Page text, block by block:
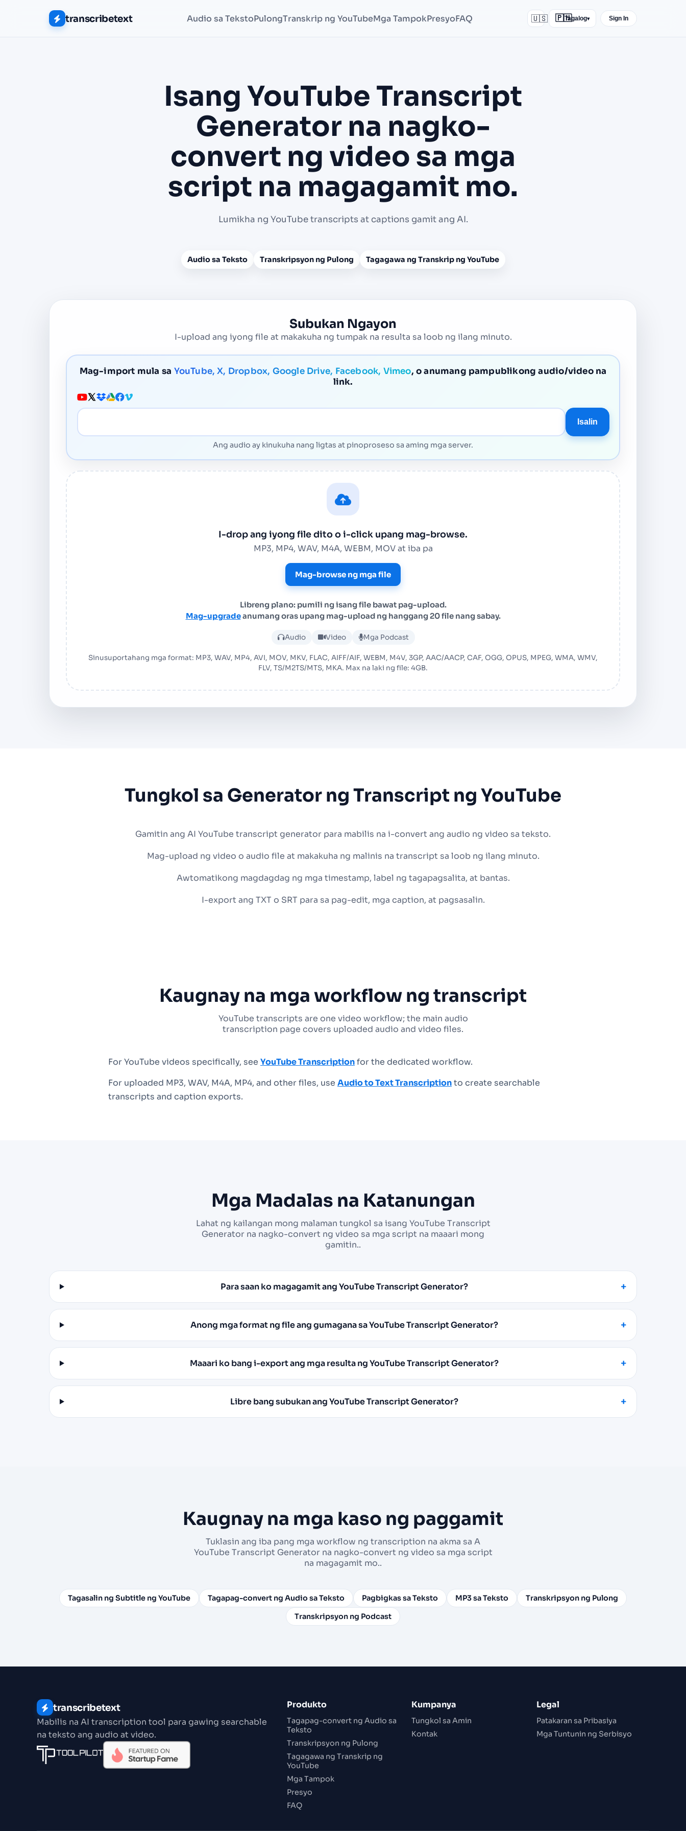
transcribetext Audio sa TekstoPulongTranskrip ng YouTubeMga TampokPresyoFAQ 🇺🇸 🇵🇭Tagalog▾ Sign In
Isang YouTube Transcript
Generator na nagko-
convert ng video sa mga
script na magagamit mo.
Lumikha ng YouTube transcripts at captions gamit ang AI.
Audio sa Teksto Transkripsyon ng Pulong Tagagawa ng Transkrip ng YouTube
Subukan Ngayon
I-upload ang iyong file at makakuha ng tumpak na resulta sa loob ng ilang minuto.
Mag-import mula sa YouTube, X, Dropbox, Google Drive, Facebook, Vimeo, o anumang pampublikong audio/video na
link.
URL ng Media
Isalin
Ang audio ay kinukuha nang ligtas at pinoproseso sa aming mga server.
I-drop ang iyong file dito o i-click upang mag-browse.
MP3, MP4, WAV, M4A, WEBM, MOV at iba pa
Mag-browse ng mga file
Libreng plano: pumili ng isang file bawat pag-upload.
Mag-upgradeanumang oras upang mag-upload ng hanggang 20 file nang sabay.
Audio Video Mga Podcast
Sinusuportahang mga format: MP3, WAV, MP4, AVI, MOV, MKV, FLAC, AIFF/AIF, WEBM, M4V, 3GP, AAC/AACP, CAF, OGG, OPUS, MPEG, WMA, WMV,
FLV, TS/M2TS/MTS, MKA. Max na laki ng file: 4GB.
Tungkol sa Generator ng Transcript ng YouTube
Gamitin ang AI YouTube transcript generator para mabilis na i-convert ang audio ng video sa teksto.
Mag-upload ng video o audio file at makakuha ng malinis na transcript sa loob ng ilang minuto.
Awtomatikong magdagdag ng mga timestamp, label ng tagapagsalita, at bantas.
I-export ang TXT o SRT para sa pag-edit, mga caption, at pagsasalin.
Kaugnay na mga workflow ng transcript
YouTube transcripts are one video workflow; the main audio
transcription page covers uploaded audio and video files.
For YouTube videos specifically, see YouTube Transcriptionfor the dedicated workflow.
For uploaded MP3, WAV, M4A, MP4, and other files, use Audio to Text Transcriptionto create searchable
transcripts and caption exports.
Mga Madalas na Katanungan
Lahat ng kailangan mong malaman tungkol sa isang YouTube Transcript
Generator na nagko-convert ng video sa mga script na maaari mong
gamitin..
Para saan ko magagamit ang YouTube Transcript Generator?
Anong mga format ng file ang gumagana sa YouTube Transcript Generator?
Maaari ko bang i-export ang mga resulta ng YouTube Transcript Generator?
Libre bang subukan ang YouTube Transcript Generator?
Kaugnay na mga kaso ng paggamit
Tuklasin ang iba pang mga workflow ng transcription na akma sa A
YouTube Transcript Generator na nagko-convert ng video sa mga script
na magagamit mo..
Tagasalin ng Subtitle ng YouTube Tagapag-convert ng Audio sa Teksto Pagbigkas sa Teksto MP3 sa Teksto
Transkripsyon ng Pulong
Transkripsyon ng Podcast
transcribetext
Mabilis na AI transcription tool para gawing searchable
na teksto ang audio at video.
Produkto
Tagapag-convert ng Audio sa
Teksto
Transkripsyon ng Pulong
Tagagawa ng Transkrip ng
YouTube
Mga Tampok
Presyo
FAQ
Kumpanya
Tungkol sa Amin
Kontak
Legal
Patakaran sa Pribasiya
Mga Tuntunin ng Serbisyo